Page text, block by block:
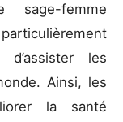
femme
les
Ainsi, les
la santé